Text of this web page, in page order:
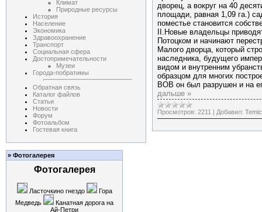
Климат
Природные ресурсы
История
Население
Экономика
Здравоохранение
Транспорт
Социальная сфера
Достопримечательности
Музеи
Города-побратимы
Обратная связь
Каталог файлов
Статьи
Новости
Форум
Фотоальбом
Гостевая книга
» Фотогалерея
Фотогалерея
Ласточкино гнездо
Гора
Медведь
Канатная дорога на
Ай-Петри
дворец, а вокруг на 40
площади, равная 1,09 га.)
поместье становится
II.Новые владельцы
Потоцком и начинают
Малого дворца, который
наследника, будущего
видом и внутренним
образцом для многих
ВОВ он был разрушен и на
дальше »
Просмотров: 2211 | Добавил: